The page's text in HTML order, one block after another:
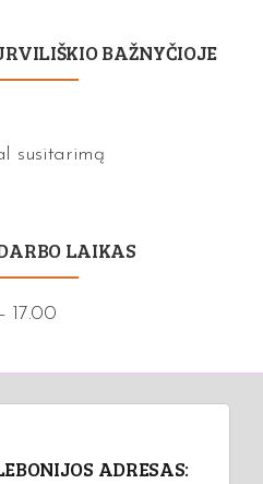
BAŽNYČIOJE
susitarimą
LAIKAS
17.00
ADRESAS: